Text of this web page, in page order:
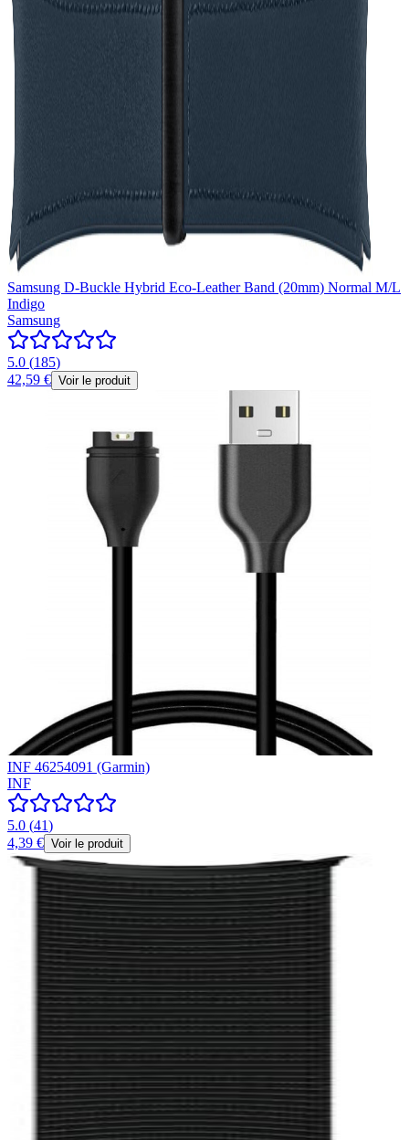
Samsung D-Buckle Hybrid Eco-Leather Band (20mm) Normal M/L
Indigo
Samsung
5.0 (185)
42,59 € Voir le produit
INF 46254091 (Garmin)
INF
5.0 (41)
4,39 € Voir le produit